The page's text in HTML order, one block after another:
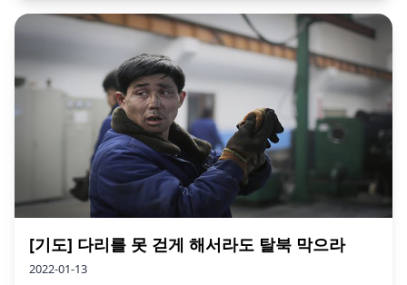
[기도] 다리를 못 걷게 해서라도 탈북 막으라
2022-01-13